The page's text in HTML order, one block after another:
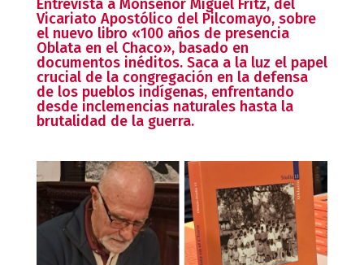
Entrevista a Monseñor Miguel Fritz, del
Vicariato Apostólico del Pilcomayo, sobre
el nuevo libro «100 años de presencia
Oblata en el Chaco», basado en
documentos inéditos. Saca a la luz el papel
crucial de la congregación en la defensa
de los pueblos indígenas, enfrentando
desde inclemencias naturales hasta la
brutalidad de la guerra.